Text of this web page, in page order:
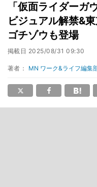
「仮面ライダーガ
ビジュアル解禁&
ゴチゾウも登場
掲載日 2025/08/31 09:30
著者： MN ワーク&ライフ編集